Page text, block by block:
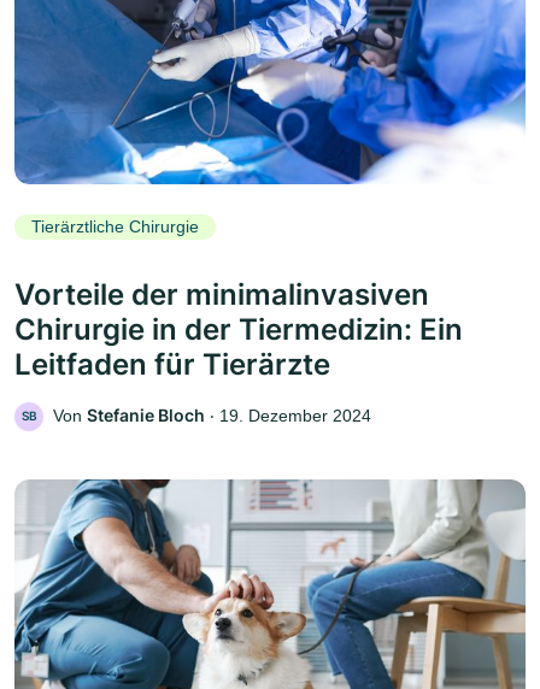
Tierärztliche Chirurgie
Vorteile der minimalinvasiven
Chirurgie in der Tiermedizin: Ein
Leitfaden für Tierärzte
SB Von Stefanie Bloch ‧ 19. Dezember 2024